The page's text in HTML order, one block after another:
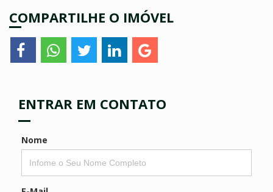
COMPARTILHE O IMÓVEL
ENTRAR EM CONTATO
Nome